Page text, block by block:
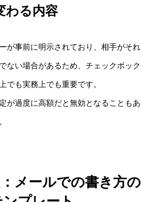
わる内容
が事前に明示されており、相手がそ
ない場合があるため、チェックボッ
でも実務上でも重要です。
が過度に高額だと無効となることも
メールでの書き方